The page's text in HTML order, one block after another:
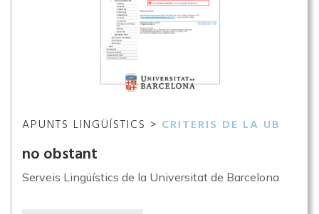
APUNTS LINGÜÍSTICS > CRITERIS DE LA UB
no obstant
Serveis Lingüístics de la Universitat de Barcelona